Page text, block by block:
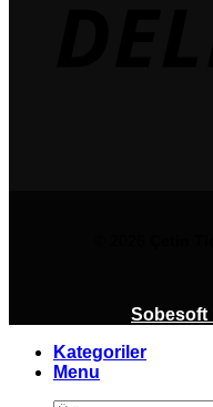
Sobesoft
Kategoriler
Menu